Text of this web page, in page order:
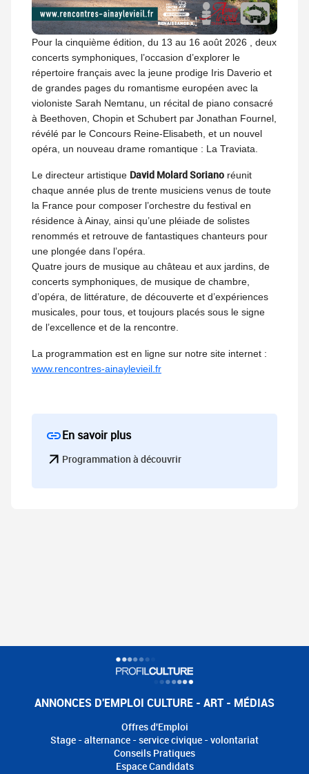
Pour la cinquième édition, du 13 au 16 août 2026 , deux
concerts symphoniques, l’occasion d’explorer le
répertoire français avec la jeune prodige Iris Daverio et
de grandes pages du romantisme européen avec la
violoniste Sarah Nemtanu, un récital de piano consacré
à Beethoven, Chopin et Schubert par Jonathan Fournel,
révélé par le Concours Reine-Elisabeth, et un nouvel
opéra, un nouveau drame romantique : La Traviata.
Le directeur artistique David Molard Soriano réunit
chaque année plus de trente musiciens venus de toute
la France pour composer l’orchestre du festival en
résidence à Ainay, ainsi qu’une pléiade de solistes
renommés et retrouve de fantastiques chanteurs pour
une plongée dans l’opéra.
Quatre jours de musique au château et aux jardins, de
concerts symphoniques, de musique de chambre,
d’opéra, de littérature, de découverte et d’expériences
musicales, pour tous, et toujours placés sous le signe
de l’excellence et de la rencontre.
La programmation est en ligne sur notre site internet :
www.rencontres-ainaylevieil.fr
En savoir plus
Programmation à découvrir
ANNONCES D'EMPLOI CULTURE - ART - MÉDIAS
Offres d'Emploi
Stage - alternance - service civique - volontariat
Conseils Pratiques
Espace Candidats